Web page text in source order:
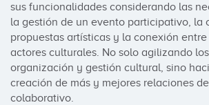
sus funcionalidades considerando las
la gestión de un evento participativo, la
propuestas artísticas y la conexión
actores culturales. No solo agilizando
organización y gestión cultural, sino
creación de más y mejores relaciones
colaborativo.